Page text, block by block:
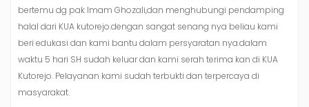
bertemu dg pak Imam Ghozali,dan menghubungi pendamping
halal dari KUA kutorejo.dengan sangat senang nya beliau kami
beri edukasi dan kami bantu dalam persyaratan nya.dalam
waktu 5 hari SH sudah keluar dan kami serah terima kan di KUA
Kutorejo. Pelayanan kami sudah terbukti dan terpercaya di
masyarakat.